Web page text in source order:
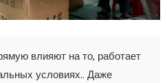
влияют на то, работает
условиях.. Даже